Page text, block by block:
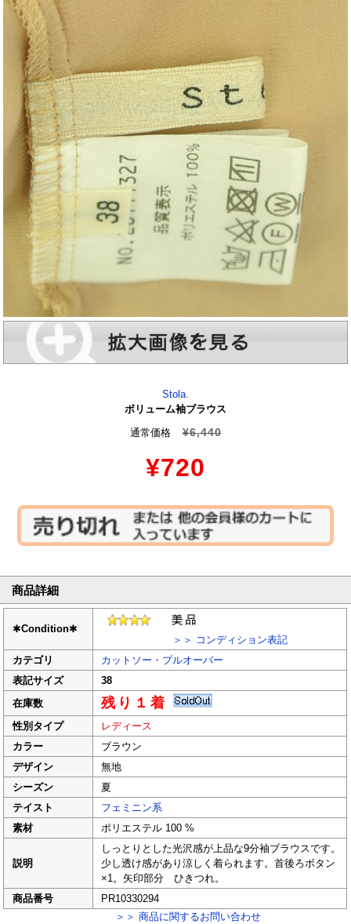
Stola.
ボリューム袖ブラウス
通常価格
¥6,440
¥720
商品詳細
✱Condition✱
＞＞ コンディション表記
カテゴリ
カットソー・プルオーバー
表記サイズ
38
在庫数
残り１着
性別タイプ
レディース
カラー
ブラウン
デザイン
無地
シーズン
夏
テイスト
フェミニン系
素材
ポリエステル 100 %
説明
しっとりとした光沢感が上品な9分袖ブラウスです。
少し透け感があり涼しく着られます。首後ろボタン
×1。矢印部分 ひきつれ。
商品番号
PR10330294
＞＞ 商品に関するお問い合わせ